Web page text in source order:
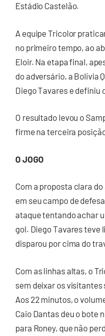
Estádio Castelão.
A equipe Tricolor
no primeiro tempo, ao
Eloir. Na etapa final,
do adversário, a Bolívia
Diego Tavares e definiu
O resultado levou o
firme na terceira
O JOGO
Com a proposta clara
em seu campo de
ataque tentando achar
gol. Diego Tavares teve
disparou por cima do
Com as linhas altas, o
sem deixar os
Aos 22 minutos, o
Caio Dantas deu o bote
para Roney, que não